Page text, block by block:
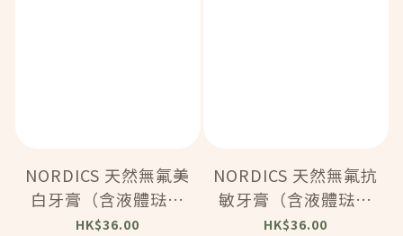
NORDICS 天然無氟美
白牙膏（含液體琺瑯
質） (75ml) (HC344)
HK$36.00
NORDICS 天然無氟抗
敏牙膏（含液體琺瑯
質） (75ml) (HC341)
HK$36.00